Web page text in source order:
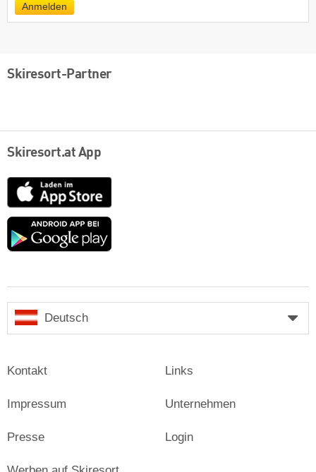
Anmelden
Skiresort-Partner
Skiresort.at App
App
Store
Google
Deutsch
Kontakt
Impressum
Presse
Links
Unternehmen
Login